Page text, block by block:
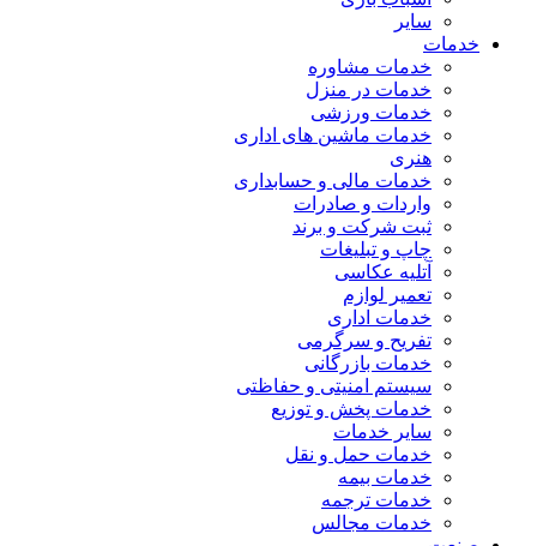
سایر
خدمات
خدمات مشاوره
خدمات در منزل
خدمات ورزشی
خدمات ماشین های اداری
هنری
خدمات مالی و حسابداری
واردات و صادرات
ثبت شرکت و برند
چاپ و تبلیغات
آتلیه عکاسی
تعمیر لوازم
خدمات اداری
تفریح و سرگرمی
خدمات بازرگانی
سیستم امنیتی و حفاظتی
خدمات پخش و توزیع
سایر خدمات
خدمات حمل و نقل
خدمات بیمه
خدمات ترجمه
خدمات مجالس